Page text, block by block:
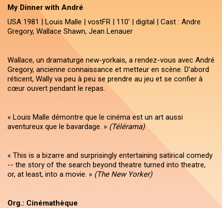
My Dinner with André
USA 1981 | Louis Malle | vostFR | 110' | digital | Cast : Andre
Gregory, Wallace Shawn, Jean Lenauer
Wallace, un dramaturge new-yorkais, a rendez-vous avec André
Gregory, ancienne connaissance et metteur en scène. D'abord
réticent, Wally va peu à peu se prendre au jeu et se confier à
cœur ouvert pendant le repas.
« Louis Malle démontre que le cinéma est un art aussi
aventureux que le bavardage. » (Télérama)
« This is a bizarre and surprisingly entertaining satirical comedy
-- the story of the search beyond theatre turned into theatre,
or, at least, into a movie. » (The New Yorker)
Org.: Cinémathèque